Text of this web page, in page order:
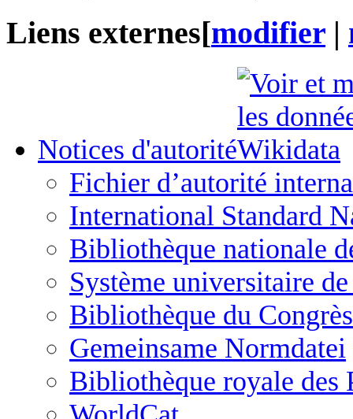
Liens externes[modifier |
Notices d'autorité
Fichier d’autorité
International Standard
Bibliothèque nationale
Système universitaire
Bibliothèque du Congrès
Gemeinsame Normdatei
Bibliothèque royale des